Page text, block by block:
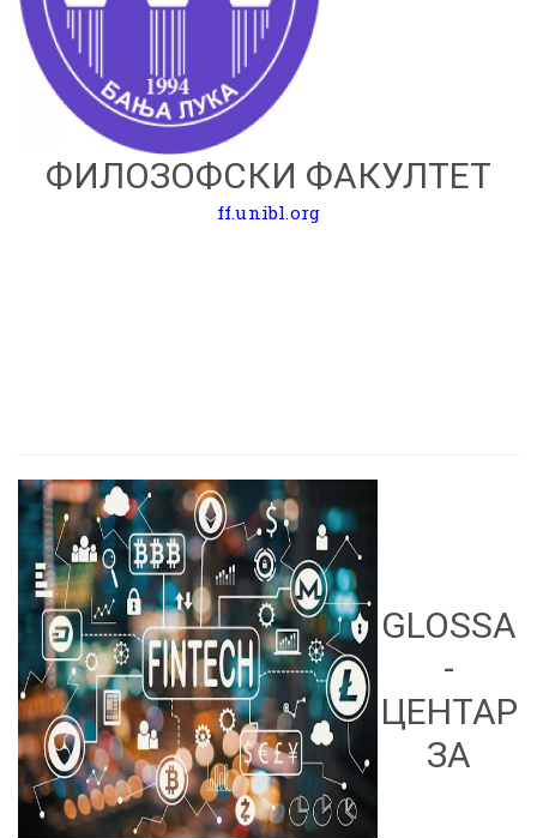
ФИЛОЗОФСКИ ФАКУЛТЕТ
ff.unibl.org
GLOSSA
-
ЦЕНТАР
ЗА